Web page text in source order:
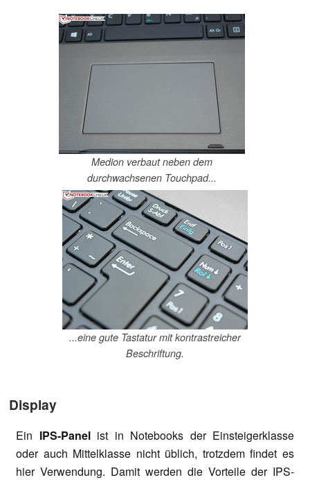
Medion verbaut neben dem
durchwachsenen Touchpad...
...eine gute Tastatur mit kontrastreicher
Beschriftung.
Display
Ein IPS-Panelist in Notebooks der Einsteigerklasse
oder auch Mittelklasse nicht üblich, trotzdem findet es
hier Verwendung. Damit werden die Vorteile der IPS-